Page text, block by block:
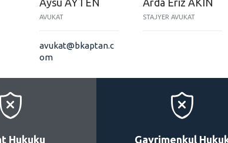
AVUKAT
avukat@bkaptan.c
om
STAJYER AVUKAT

Hukuku

Gayrimenkul